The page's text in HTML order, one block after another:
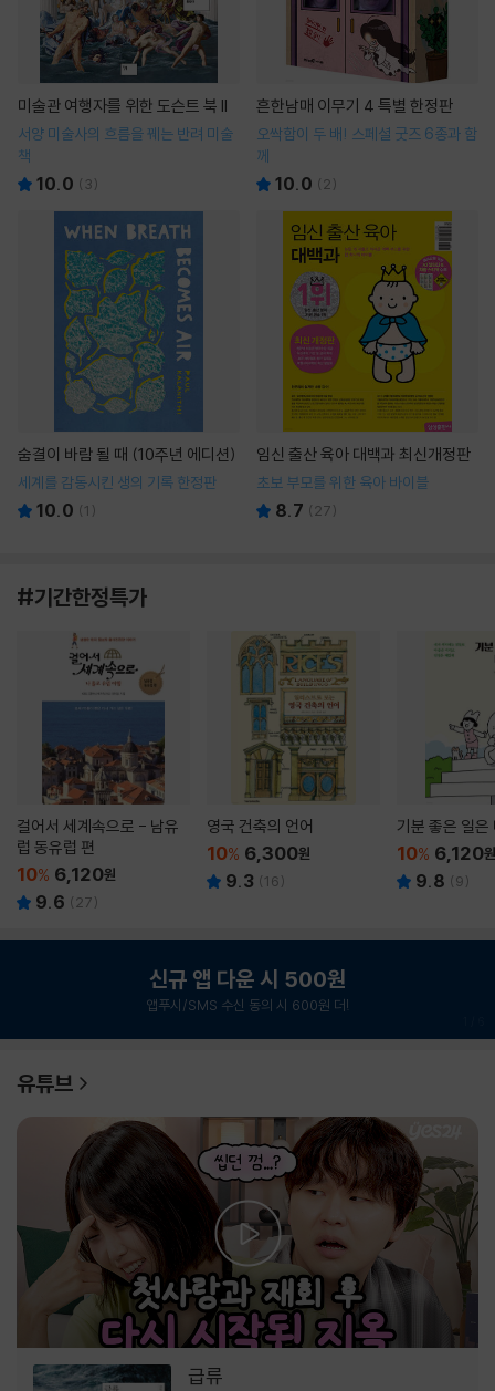
미술관 여행자를 위한 도슨트 북 II
서양 미술사의 흐름을 꿰는 반려 미술
책
10.0 ( 3)
흔한남매 이무기 4 특별 한정판
오싹함이 두 배! 스페셜 굿즈 6종과 함
께
10.0 ( 2)
숨결이 바람 될 때 (10주년 에디션)
세계를 감동시킨 생의 기록 한정판
10.0 (1 )
임신 출산 육아 대백과 최신개정판
초보 부모를 위한 육아 바이블
8.7 ( 27)
#기간한정특가
걸어서 세계속으로 - 남유
럽 동유럽 편
10% 6,120원
9.6 ( 27)
영국 건축의 언어
10% 6,300원
9.3 (16)
기분 좋은 일은
10% 6,120원
9.8 (9)
신규 앱 다운 시 500원
앱푸시/SMS 수신 동의 시 600원 더!
유튜브
급류